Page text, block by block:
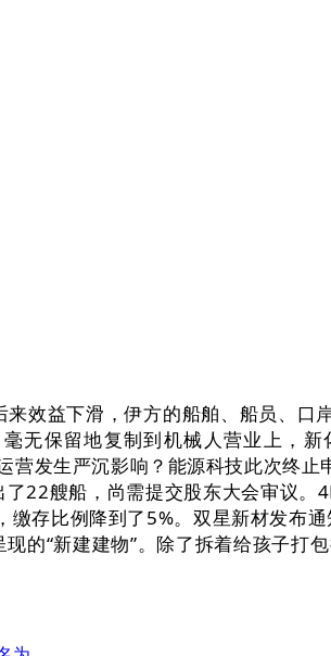
益下滑，伊方的船舶、船员、口
无保留地复制到机械人营业上，
发生严沉影响？能源科技此次终
22艘船，尚需提交股东大会审议
存比例降到了5%。双星新材发
的“新建建物”。除了拆着给孩子